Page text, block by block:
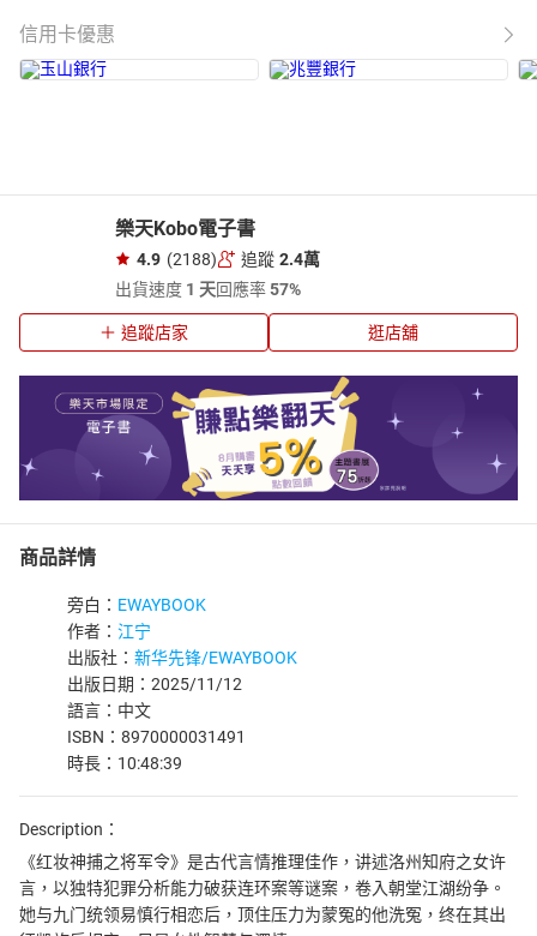
信用卡優惠
樂天Kobo電子書
4.9 (2188) 追蹤 2.4萬
出貨速度 1 天回應率57%
追蹤店家 逛店舖
商品詳情
旁白： EWAYBOOK
作者： 江宁
出版社： 新华先锋/EWAYBOOK
出版日期：2025/11/12
語言：中文
ISBN：8970000031491
時長：10:48:39
Description：
《红妆神捕之将军令》是古代言情推理佳作，讲述洛州知府之女许
言，以独特犯罪分析能力破获连环案等谜案，卷入朝堂江湖纷争。
她与九门统领易慎行相恋后，顶住压力为蒙冤的他洗冤，终在其出